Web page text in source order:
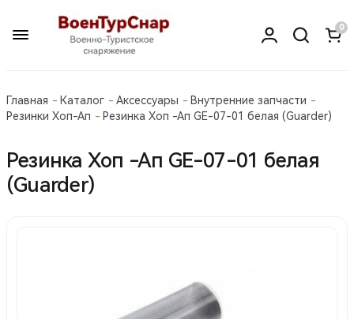
0
Главная Каталог Аксессуары
Внутренние запчасти
Резинки Хоп-Ап
Резинка Хоп -Ап GE-07-01 белая (Guarder)
Резинка Хоп -Ап GE-07-01 белая
(Guarder)